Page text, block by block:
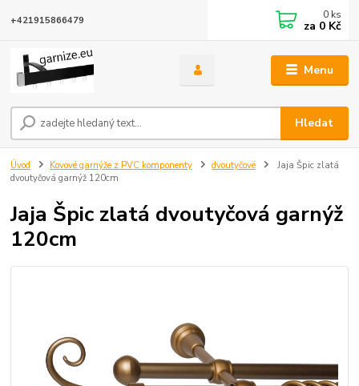
Menu
Hledat
+421915866479 0 ks
za 0 Kč
Úvod Kovové garnýže z PVC komponenty dvoutyčové
Jaja Špic zlatá
dvoutyčová garnýž 120cm
Jaja Špic zlatá dvoutyčová garnýž
120cm